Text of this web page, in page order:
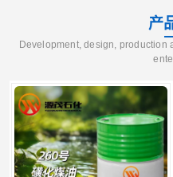
产
Development, design, production